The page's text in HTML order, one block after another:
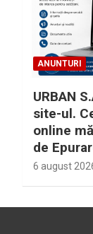
ANUNTURI
URBAN
site-ul.
online
de
6 august